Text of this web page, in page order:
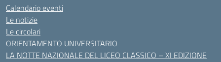
Calendario eventi
Le notizie
Le circolari
ORIENTAMENTO UNIVERSITARIO
LA NOTTE NAZIONALE DEL LICEO CLASSICO – XI EDIZIONE